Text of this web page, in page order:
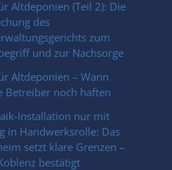
Altdeponien (Teil 2): Die
des
zum
und zur Nachsorge
Altdeponien – Wann
Betreiber noch haften
Installation nur mit
in Handwerksrolle: Das
setzt klare Grenzen –
bestätigt